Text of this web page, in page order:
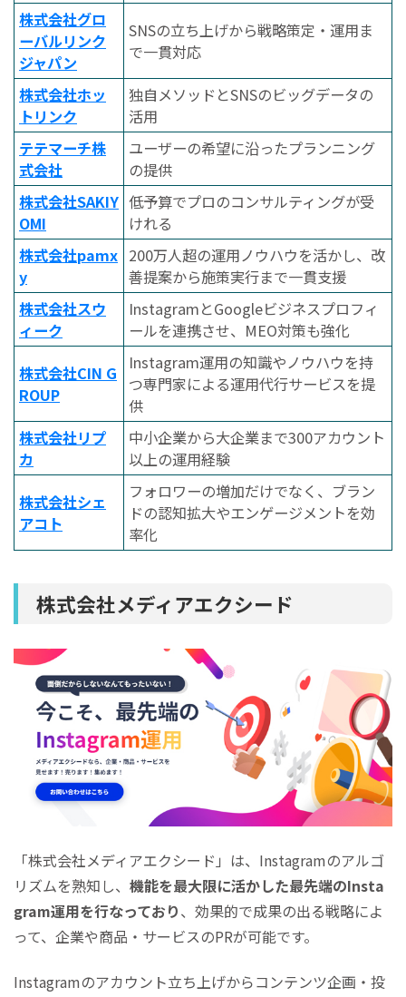
株式会社グロ
ーバルリンク
ジャパン
SNSの立ち上げから戦略策定・運用ま
で一貫対応
株式会社ホッ
トリンク
独自メソッドとSNSのビッグデータの
活用
テテマーチ株
式会社
ユーザーの希望に沿ったプランニング
の提供
株式会社SAKIY
OMI
低予算でプロのコンサルティングが受
けれる
株式会社pamx
y
200万人超の運用ノウハウを活かし、改
善提案から施策実行まで一貫支援
株式会社スウ
ィーク
InstagramとGoogleビジネスプロフィ
ールを連携させ、MEO対策も強化
株式会社CIN G
ROUP
Instagram運用の知識やノウハウを持
つ専門家による運用代行サービスを提
供
株式会社リプ
カ
中小企業から大企業まで300アカウント
以上の運用経験
株式会社シェ
アコト
フォロワーの増加だけでなく、ブラン
ドの認知拡大やエンゲージメントを効
率化
株式会社メディアエクシード
「株式会社メディアエクシード」は、Instagramのアルゴ
リズムを熟知し、 機能を最大限に活かした最先端のInsta
gram運用を行なっており、効果的で成果の出る戦略によ
って、企業や商品・サービスのPRが可能です。
Instagramのアカウント立ち上げからコンテンツ企画・投